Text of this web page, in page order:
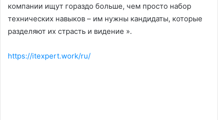
компании ищут гораздо больше, чем просто набор
технических навыков – им нужны кандидаты, которые
разделяют их страсть и видение ».
https://itexpert.work/ru/